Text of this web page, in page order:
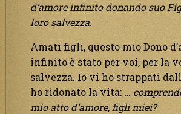
d’amore infinito donando suo
loro salvezza.
Amati figli, questo mio Dono
infinito è stato per voi, per la
salvezza. Io vi ho strappati
ho ridonato la vita: …
mio atto d’amore, figli miei?